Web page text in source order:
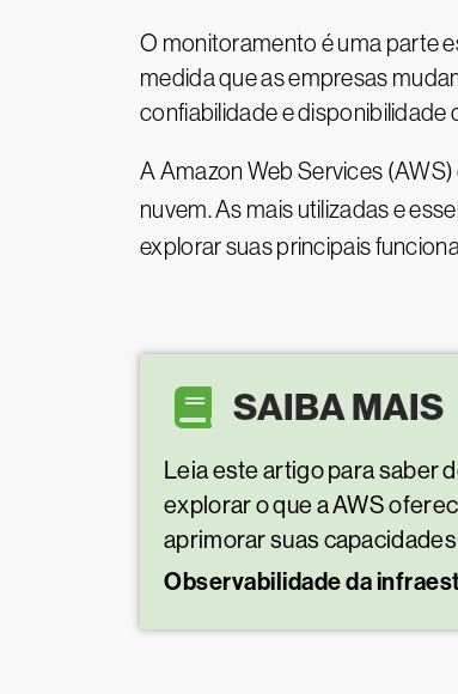
O monitoramento é uma parte
medida que as empresas
confiabilidade e disponibilidade
A Amazon Web Services
nuvem. As mais utilizadas e
explorar suas principais
SAIBA MAIS
Leia este artigo para saber
explorar o que a AWS
aprimorar suas
Observabilidade da